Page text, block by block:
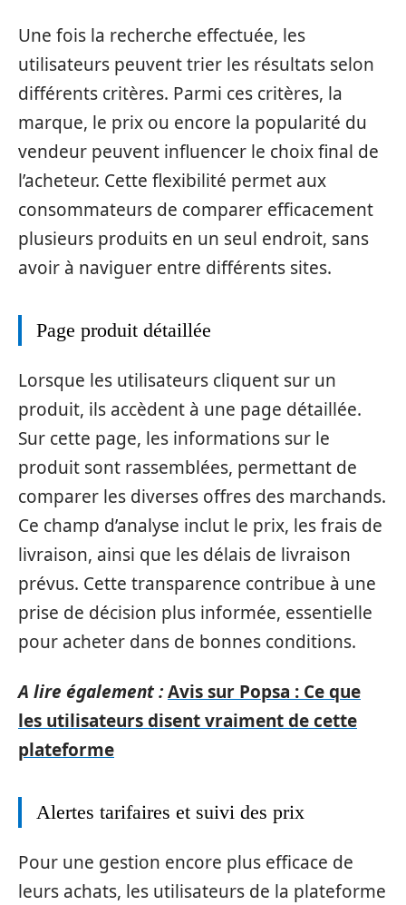
Une fois la recherche effectuée, les
utilisateurs peuvent trier les résultats selon
différents critères. Parmi ces critères, la
marque, le prix ou encore la popularité du
vendeur peuvent influencer le choix final de
l’acheteur. Cette flexibilité permet aux
consommateurs de comparer efficacement
plusieurs produits en un seul endroit, sans
avoir à naviguer entre différents sites.
Page produit détaillée
Lorsque les utilisateurs cliquent sur un
produit, ils accèdent à une page détaillée.
Sur cette page, les informations sur le
produit sont rassemblées, permettant de
comparer les diverses offres des marchands.
Ce champ d’analyse inclut le prix, les frais de
livraison, ainsi que les délais de livraison
prévus. Cette transparence contribue à une
prise de décision plus informée, essentielle
pour acheter dans de bonnes conditions.
A lire également :Avis sur Popsa : Ce que
les utilisateurs disent vraiment de cette
plateforme
Alertes tarifaires et suivi des prix
Pour une gestion encore plus efficace de
leurs achats, les utilisateurs de la plateforme